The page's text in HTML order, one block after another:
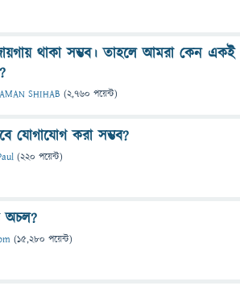
থাকা সম্ভব। তাহলে আমরা কেন একই
SHIHAB (2,760 পয়েন্ট)
যোগাযোগ করা সম্ভব?
(220 পয়েন্ট)
অচল?
(15,280 পয়েন্ট)